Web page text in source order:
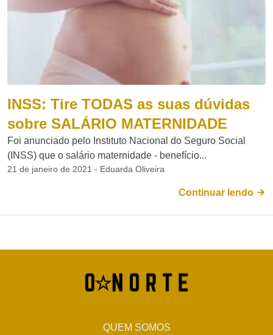
INSS: Tire TODAS as suas dúvidas
sobre SALÁRIO MATERNIDADE
Foi anunciado pelo Instituto Nacional do Seguro Social
(INSS) que o salário maternidade - benefício...
21 de janeiro de 2021 - Eduarda Oliveira
Continuar lendo
QUEM SOMOS